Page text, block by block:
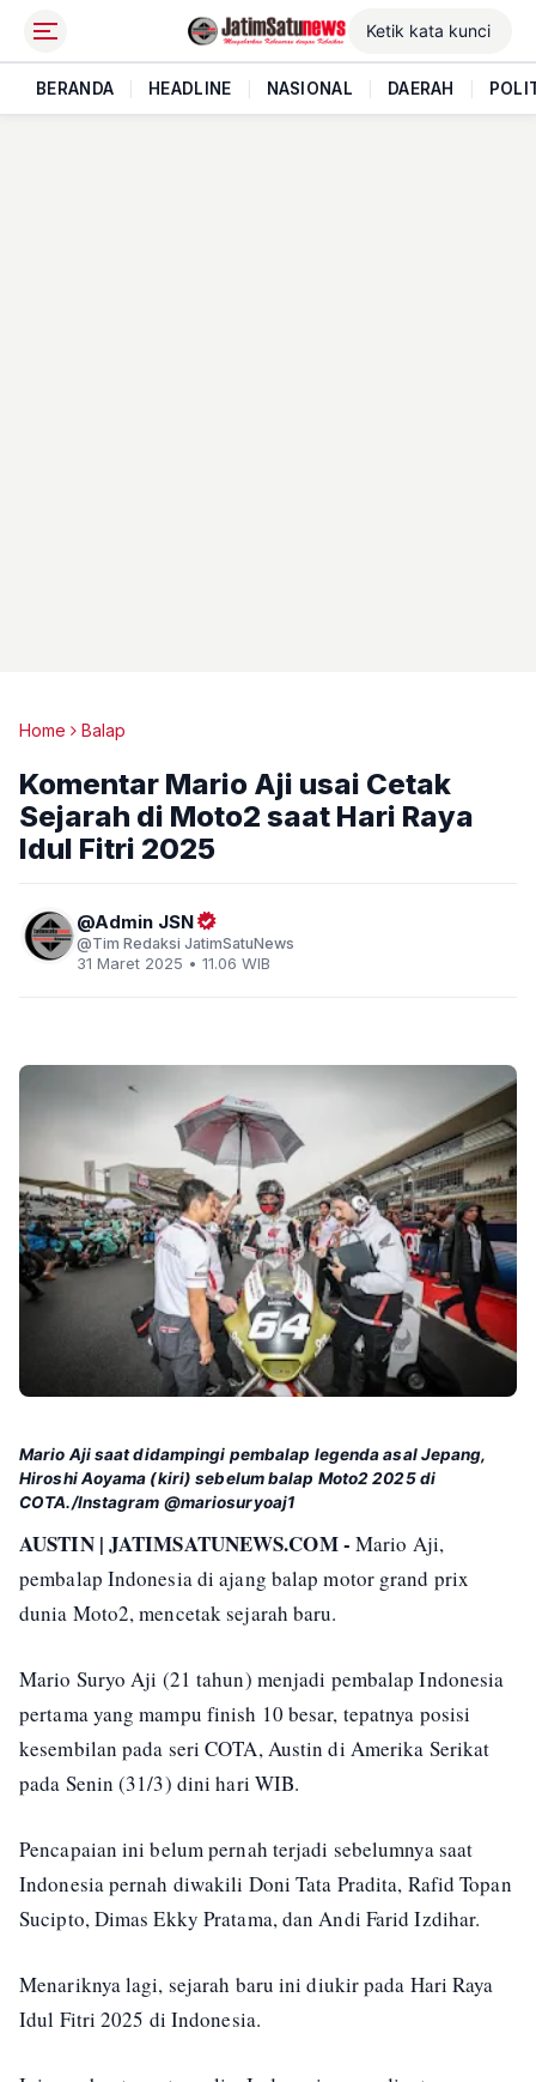
BERANDA HEADLINE NASIONAL DAERAH
Home Balap
Komentar Mario Aji usai Cetak
Sejarah di Moto2 saat Hari Raya
Idul Fitri 2025
Admin JSN
Tim Redaksi JatimSatuNews
31 Maret 2025 • 11.06 WIB
Mario Aji saat didampingi pembalap legenda asal Jepang,
Hiroshi Aoyama (kiri) sebelum balap Moto2 2025 di
COTA./Instagram @mariosuryoaj1
AUSTIN | JATIMSATUNEWS.COM - Mario Aji,
pembalap Indonesia di ajang balap motor grand prix
dunia Moto2, mencetak sejarah baru.
Mario Suryo Aji (21 tahun) menjadi pembalap Indonesia
pertama yang mampu finish 10 besar, tepatnya posisi
kesembilan pada seri COTA, Austin di Amerika Serikat
pada Senin (31/3) dini hari WIB.
Pencapaian ini belum pernah terjadi sebelumnya saat
Indonesia pernah diwakili Doni Tata Pradita, Rafid Topan
Sucipto, Dimas Ekky Pratama, dan Andi Farid Izdihar.
Menariknya lagi, sejarah baru ini diukir pada Hari Raya
Idul Fitri 2025 di Indonesia.